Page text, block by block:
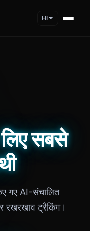
HI
सबसे
गए AI-संचालित
रखरखाव ट्रैकिंग।